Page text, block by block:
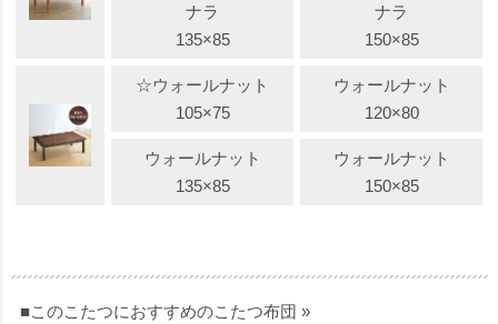
ナラ
135×85
ナラ
150×85
☆ウォールナット
105×75
ウォールナット
120×80
ウォールナット
135×85
ウォールナット
150×85
■このこたつにおすすめのこたつ布団 »